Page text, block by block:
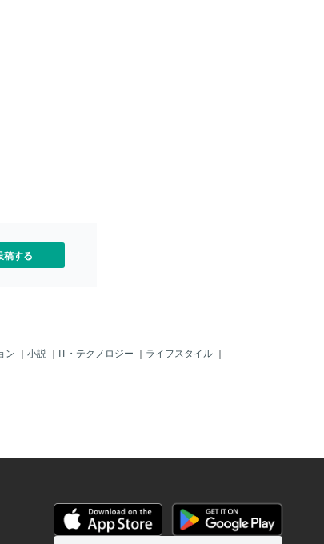
方は少し ゆっく
たり聞く能力も
稿する
ン ｜ 小説 ｜ IT・テクノロジー ｜ ライフスタイル ｜